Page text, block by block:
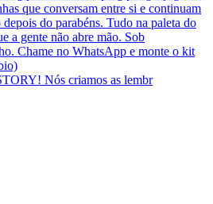
Nós criamos as lembr